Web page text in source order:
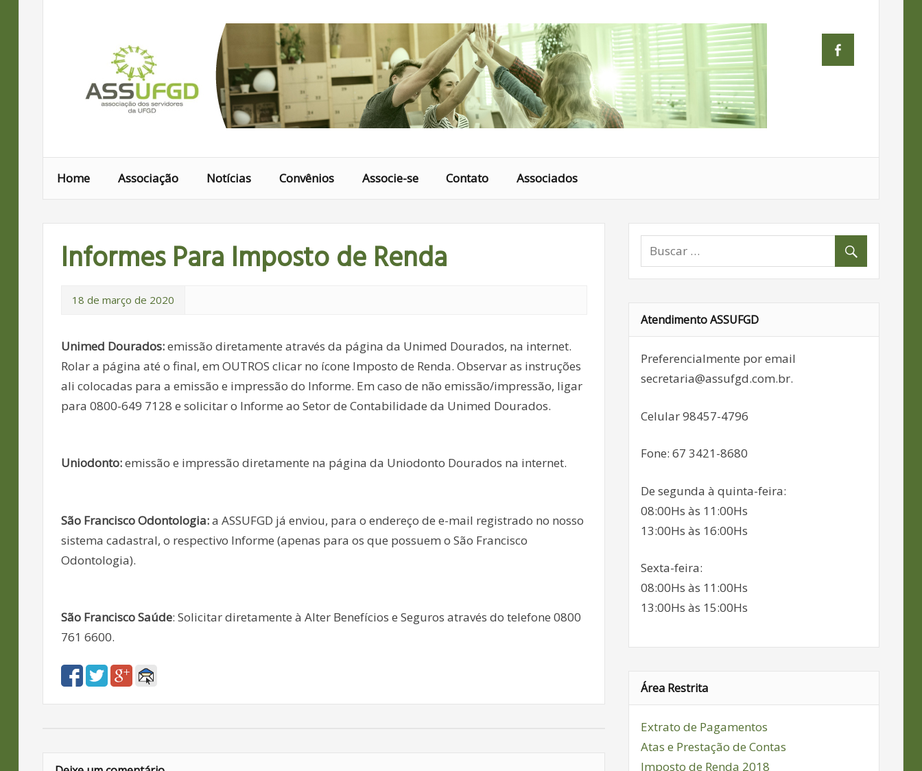
Home Associação Notícias Convênios Associe-se Contato Associados
Informes Para Imposto de Renda
18 de março de 2020
Unimed Dourados:emissão diretamente através da página da Unimed Dourados, na internet.
Rolar a página até o final, em OUTROS clicar no ícone Imposto de Renda. Observar as instruções
ali colocadas para a emissão e impressão do Informe. Em caso de não emissão/impressão, ligar
para 0800-649 7128 e solicitar o Informe ao Setor de Contabilidade da Unimed Dourados.
Uniodonto:emissão e impressão diretamente na página da Uniodonto Dourados na internet.
São Francisco Odontologia:a ASSUFGD já enviou, para o endereço de e-mail registrado no nosso
sistema cadastral, o respectivo Informe (apenas para os que possuem o São Francisco
Odontologia).
São Francisco Saúde: Solicitar diretamente à Alter Benefícios e Seguros através do telefone 0800
761 6600.
Atendimento ASSUFGD
Preferencialmente por email
secretaria@assufgd.com.br.
Celular 98457-4796
Fone: 67 3421-8680
De segunda à quinta-feira:
08:00Hs às 11:00Hs
13:00Hs às 16:00Hs
Sexta-feira:
08:00Hs às 11:00Hs
13:00Hs às 15:00Hs
Área Restrita
Extrato de Pagamentos
Atas e Prestação de Contas
Imposto de Renda 2018